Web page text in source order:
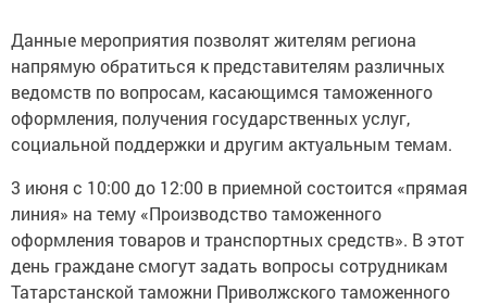
Данные мероприятия позволят жителям региона
напрямую обратиться к представителям различных
ведомств по вопросам, касающимся таможенного
оформления, получения государственных услуг,
социальной поддержки и другим актуальным темам.
3 июня с 10:00 до 12:00 в приемной состоится «прямая
линия» на тему «Производство таможенного
оформления товаров и транспортных средств». В этот
день граждане смогут задать вопросы сотрудникам
Татарстанской таможни Приволжского таможенного